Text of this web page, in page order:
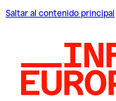
Saltar al contenido principal